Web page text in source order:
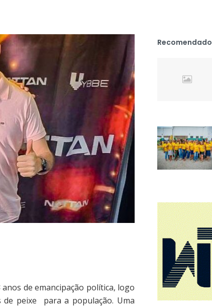
de emancipação política, logo
peixe para a população. Uma
Recomendado